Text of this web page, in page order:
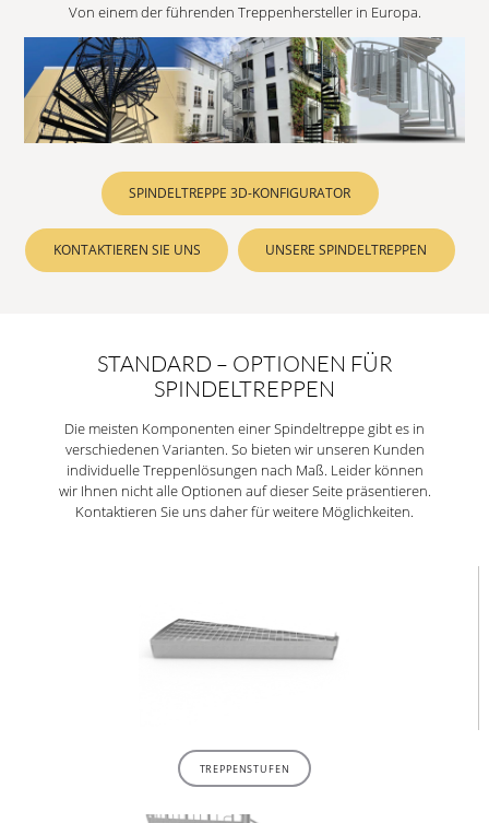
Von einem der führenden Treppenhersteller in Europa.
SPINDELTREPPE 3D-KONFIGURATOR
KONTAKTIEREN SIE UNS UNSERE SPINDELTREPPEN
STANDARD – OPTIONEN FÜR
SPINDELTREPPEN
Die meisten Komponenten einer Spindeltreppe gibt es in
verschiedenen Varianten. So bieten wir unseren Kunden
individuelle Treppenlösungen nach Maß. Leider können
wir Ihnen nicht alle Optionen auf dieser Seite präsentieren.
Kontaktieren Sie unsdaher für weitere Möglichkeiten.
TREPPENSTUFEN